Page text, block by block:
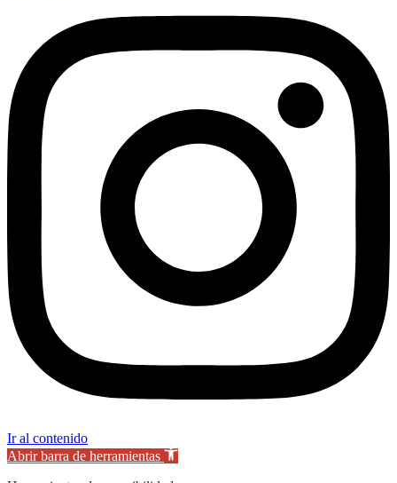
Ir al contenido
Abrir barra de herramientas